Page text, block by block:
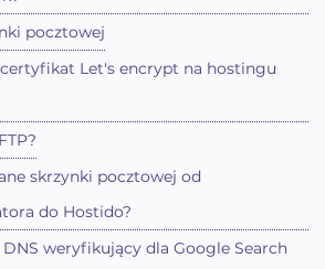
pocztowej
Let's encrypt na hostingu
skrzynki pocztowej od
do Hostido?
weryfikujący dla Google Search